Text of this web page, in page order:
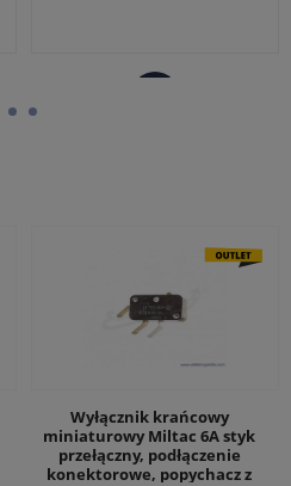
Wyłącznik krańcowy
miniaturowy Miltac 6A styk
przełączny, podłączenie
konektorowe, popychacz z